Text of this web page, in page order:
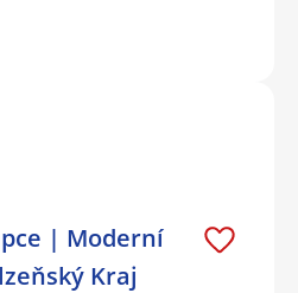
| Moderní
Kraj